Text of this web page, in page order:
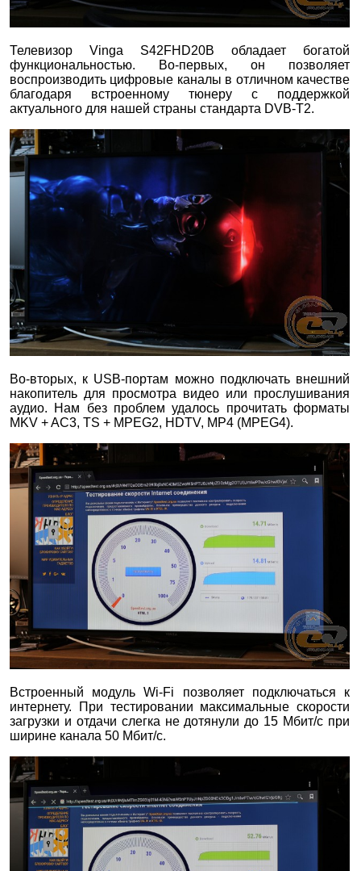
Телевизор Vinga S42FHD20B обладает богатой
функциональностью. Во-первых, он позволяет
воспроизводить цифровые каналы в отличном качестве
благодаря встроенному тюнеру с поддержкой
актуального для нашей страны стандарта DVB-T2.
Во-вторых, к USB-портам можно подключать внешний
накопитель для просмотра видео или прослушивания
аудио. Нам без проблем удалось прочитать форматы
MKV + AC3, TS + MPEG2, HDTV, MP4 (MPEG4).
Встроенный модуль Wi-Fi позволяет подключаться к
интернету. При тестировании максимальные скорости
загрузки и отдачи слегка не дотянули до 15 Мбит/с при
ширине канала 50 Мбит/с.